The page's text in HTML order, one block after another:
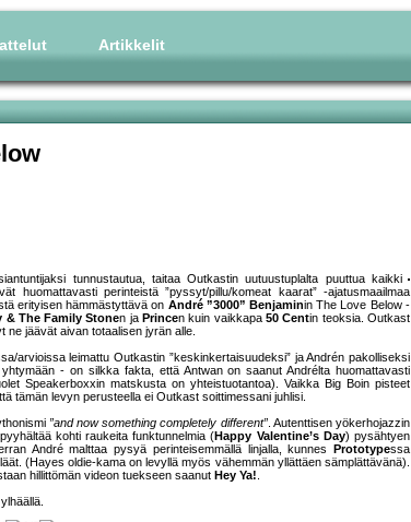
Artikkelit
tunnustautua, taitaa Outkastin uutuustuplalta puuttua kaikki
huomattavasti perinteistä ”pyssyt/pillu/komeat kaarat” -ajatusmaailmaa
erityisen hämmästyttävä on André ”3000” Benjaminin The Love Below -
& The Family Stonen ja Princen kuin vaikkapa50 Centin teoksia. Outkast
ne jäävät aivan totaalisen jyrän alle.
arvioissa leimattu Outkastin ”keskinkertaisuudeksi” ja Andrén pakolliseksi
- on silkka fakta, että Antwan on saanut Andrélta huomattavasti
Speakerboxxin matskusta on yhteistuotantoa). Vaikka Big Boin pisteet
tämän levyn perusteella ei Outkast soittimessani juhlisi.
”and now something completely different”. Autenttisen yökerhojazzin
kohti raukeita funktunnelmia (Happy Valentine’s Day) pysähtyen
André malttaa pysyä perinteisemmällä linjalla, kunnes Prototypessa
(Hayes oldie-kama on levyllä myös vähemmän yllättäen sämplättävänä).
hillittömän videon tuekseen saanut Hey Ya!.